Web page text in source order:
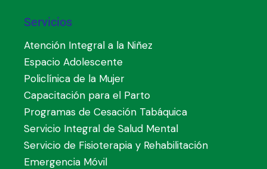
Servicios
Atención Integral a la Niñez
Espacio Adolescente
Policlínica de la Mujer
Capacitación para el Parto
Programas de Cesación Tabáquica
Servicio Integral de Salud Mental
Servicio de Fisioterapia y Rehabilitación
Emergencia Móvil